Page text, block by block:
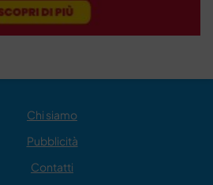
Chi siamo
Pubblicità
Contatti